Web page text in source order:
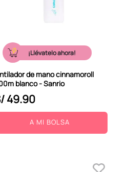
¡Llévatelo ahora!
de mano cinnamoroll
blanco - Sanrio
49.90
A MI BOLSA